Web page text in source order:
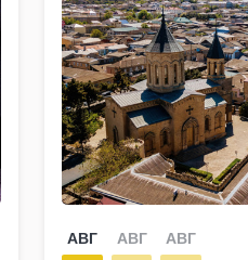
АВГ АВГ АВГ